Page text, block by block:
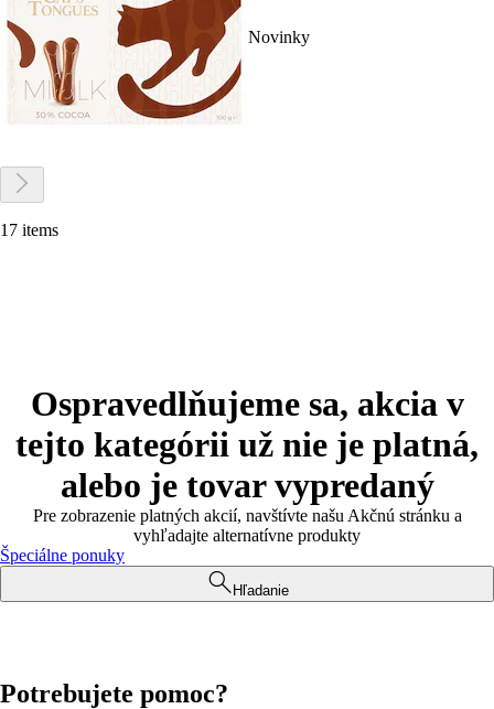
Novinky
17 items
Ospravedlňujeme sa, akcia v
tejto kategórii už nie je platná,
alebo je tovar vypredaný
Pre zobrazenie platných akcií, navštívte našu Akčnú stránku a
vyhľadajte alternatívne produkty
Špeciálne ponuky
Hľadanie
Potrebujete pomoc?